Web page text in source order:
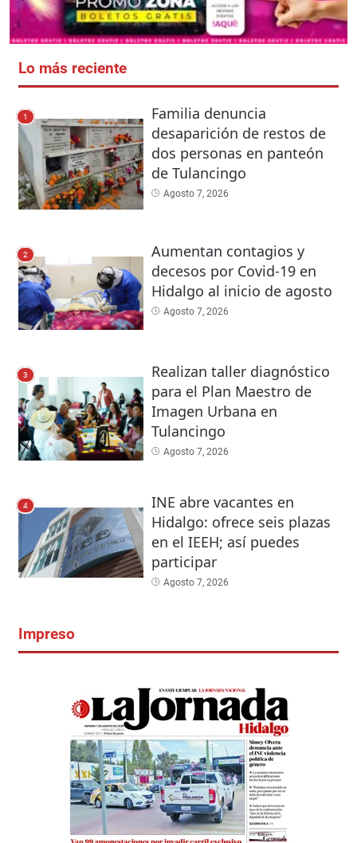
Lo más reciente
1
Familia denuncia
desaparición de restos de
dos personas en panteón
de Tulancingo
Agosto 7, 2026
2
Aumentan contagios y
decesos por Covid-19 en
Hidalgo al inicio de agosto
Agosto 7, 2026
3
Realizan taller diagnóstico
para el Plan Maestro de
Imagen Urbana en
Tulancingo
Agosto 7, 2026
4
INE abre vacantes en
Hidalgo: ofrece seis plazas
en el IEEH; así puedes
participar
Agosto 7, 2026
Impreso